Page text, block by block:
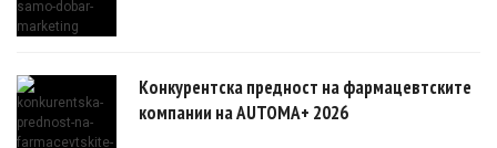
Конкурентска предност на фармацевтските
компании на AUTOMA+ 2026